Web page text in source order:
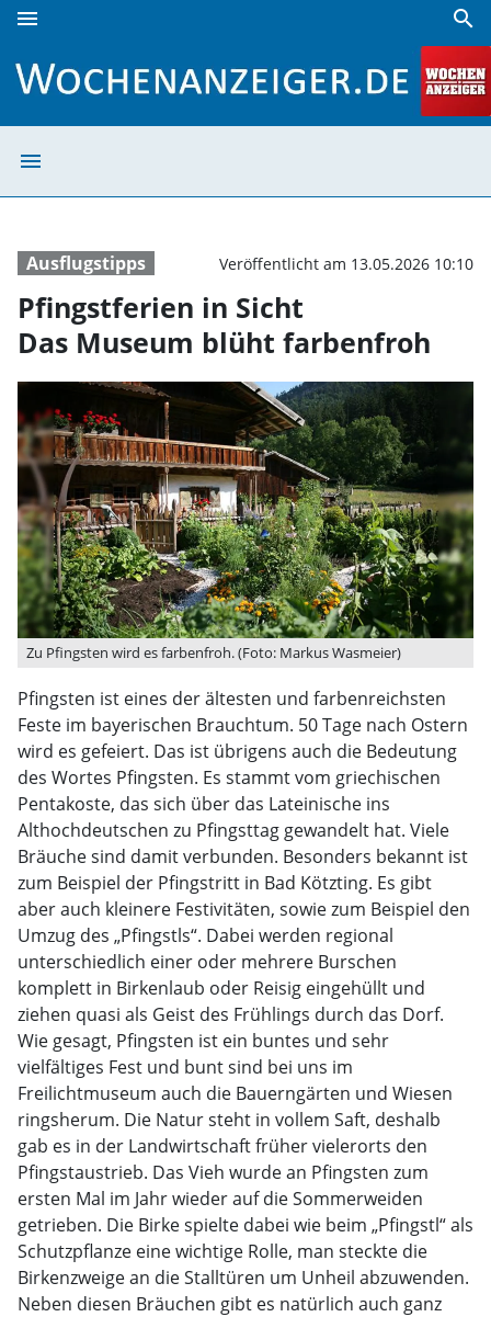
menu search
menu
Ausflugstipps Veröffentlicht am 13.05.2026 10:10
Pfingstferien in Sicht
Das Museum blüht farbenfroh
Zu Pfingsten wird es farbenfroh. (Foto: Markus Wasmeier)
Pfingsten ist eines der ältesten und farbenreichsten
Feste im bayerischen Brauchtum. 50 Tage nach Ostern
wird es gefeiert. Das ist übrigens auch die Bedeutung
des Wortes Pfingsten. Es stammt vom griechischen
Pentakoste, das sich über das Lateinische ins
Althochdeutschen zu Pfingsttag gewandelt hat. Viele
Bräuche sind damit verbunden. Besonders bekannt ist
zum Beispiel der Pfingstritt in Bad Kötzting. Es gibt
aber auch kleinere Festivitäten, sowie zum Beispiel den
Umzug des „Pfingstls“. Dabei werden regional
unterschiedlich einer oder mehrere Burschen
komplett in Birkenlaub oder Reisig eingehüllt und
ziehen quasi als Geist des Frühlings durch das Dorf.
Wie gesagt, Pfingsten ist ein buntes und sehr
vielfältiges Fest und bunt sind bei uns im
Freilichtmuseum auch die Bauerngärten und Wiesen
ringsherum. Die Natur steht in vollem Saft, deshalb
gab es in der Landwirtschaft früher vielerorts den
Pfingstaustrieb. Das Vieh wurde an Pfingsten zum
ersten Mal im Jahr wieder auf die Sommerweiden
getrieben. Die Birke spielte dabei wie beim „Pfingstl“ als
Schutzpflanze eine wichtige Rolle, man steckte die
Birkenzweige an die Stalltüren um Unheil abzuwenden.
Neben diesen Bräuchen gibt es natürlich auch ganz